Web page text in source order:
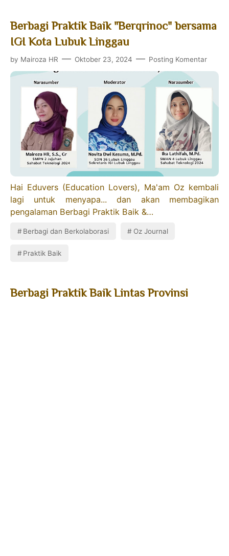
Berbagi Praktik Baik "Berqrinoc" bersama
IGI Kota Lubuk Linggau
by Mairoza HR Oktober 23, 2024 Posting Komentar
Hai Eduvers (Education Lovers), Ma'am Oz kembali
lagi untuk menyapa... dan akan membagikan
pengalaman Berbagi Praktik Baik &…
Berbagi dan Berkolaborasi Oz Journal
Praktik Baik
Berbagi Praktik Baik Lintas Provinsi